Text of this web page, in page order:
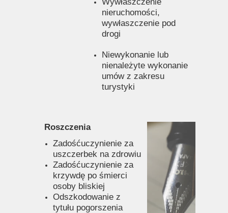
nieruchomości,
wywłaszczenie pod
drogi
Niewykonanie lub
nienależyte wykonanie
umów z zakresu
turystyki
Roszczenia
Zadośćuczynienie za
uszczerbek na zdrowiu
Zadośćuczynienie za
krzywdę po śmierci
osoby bliskiej
Odszkodowanie z
tytułu pogorszenia